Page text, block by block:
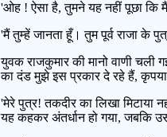
'ओह ! ऐसा है, तुमने यह नहीं पूछा कि
'मैं तुम्हें जानता हूँ। तुम पूर्व राजा के
युवक राजकुमार की मानो वाणी
का दंड मुझे इस प्रकार दे रहे हैं, कृपया
'मेरे पुत्र! तकदीर का लिखा मिटाया
यह कहकर अंतर्धान हो गया, जबकि